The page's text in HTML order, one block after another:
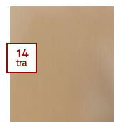
14
tra